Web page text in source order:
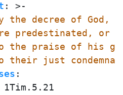
: >-
their just
:
1Tim.5.21